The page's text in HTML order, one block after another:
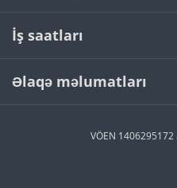
İş saatları
Əlaqə məlumatları
VÖEN